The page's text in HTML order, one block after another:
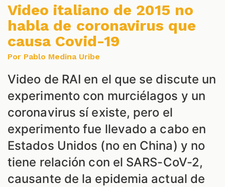
Video italiano de 2015 no
habla de coronavirus que
causa Covid-19
Por Pablo Medina Uribe
Video de RAI en el que se discute un
experimento con murciélagos y un
coronavirus sí existe, pero el
experimento fue llevado a cabo en
Estados Unidos (no en China) y no
tiene relación con el SARS-CoV-2,
causante de la epidemia actual de